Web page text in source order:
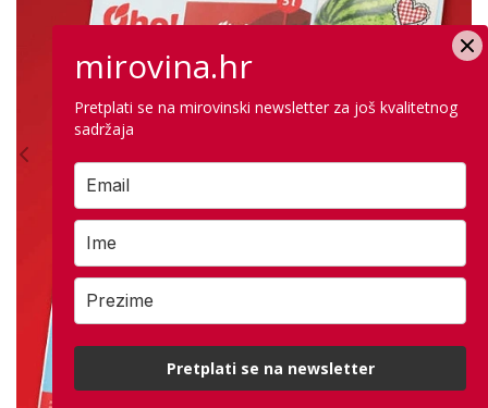
mirovina.hr
Pretplati se na mirovinski newsletter za još kvalitetnog
sadržaja
Pretplati se na newsletter